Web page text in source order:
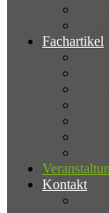
Fachartikel
Kontakt